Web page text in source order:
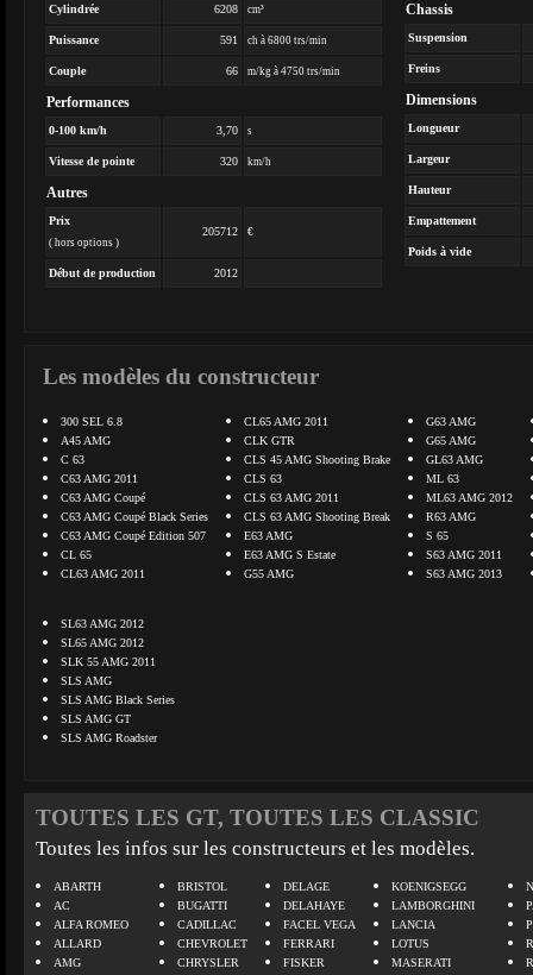
Cylindrée 6208 cm³
Puissance 591 ch à 6800 trs/min
Couple 66 m/kg à 4750 trs/min
Performances
0-100 km/h 3,70 s
Vitesse de pointe 320 km/h
Autres
Prix
( hors options )
205712 €
Début de production 2012
Chassis
Suspension
Freins
Dimensions
Longueur
Largeur
Hauteur
Empattement
Poids à vide
Les modèles du constructeur
300 SEL 6.8
A45 AMG
C 63
C63 AMG 2011
C63 AMG Coupé
C63 AMG Coupé Black Series
C63 AMG Coupé Edition 507
CL 65
CL63 AMG 2011
CL65 AMG 2011
CLK GTR
CLS 45 AMG Shooting Brake
CLS 63
CLS 63 AMG 2011
CLS 63 AMG Shooting Break
E63 AMG
E63 AMG S Estate
G55 AMG
G63 AMG
G65 AMG
GL63 AMG
ML 63
ML63 AMG 2012
R63 AMG
S 65
S63 AMG 2011
S63 AMG 2013
SL63 AMG 2012
SL65 AMG 2012
SLK 55 AMG 2011
SLS AMG
SLS AMG Black Series
SLS AMG GT
SLS AMG Roadster
TOUTES LES GT, TOUTES LES CLASSIC
Toutes les infos sur les constructeurs et les modèles.
ABARTH
AC
ALFA ROMEO
ALLARD
AMG
BRISTOL
BUGATTI
CADILLAC
CHEVROLET
CHRYSLER
DELAGE
DELAHAYE
FACEL VEGA
FERRARI
FISKER
KOENIGSEGG
LAMBORGHINI
LANCIA
LOTUS
MASERATI